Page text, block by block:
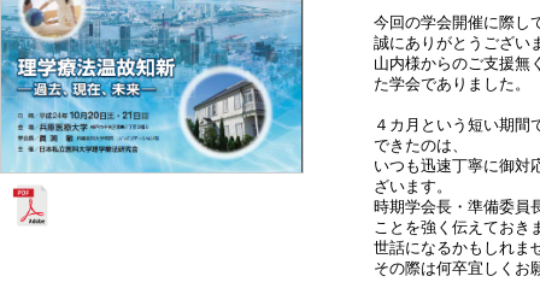
今回の学会開催に際し
誠にありがとうござい
山内様からのご支援無
た学会でありました。
４カ月という短い期間
できたのは、
いつも迅速丁寧に御対
ざいます。
時期学会長・準備委員
ことを強く伝えておき
世話になるかもしれま
その際は何卒宜しくお